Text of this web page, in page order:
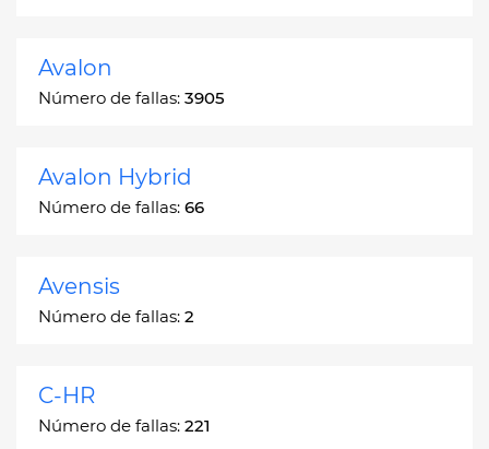
Avalon
Número de fallas: 3905
Avalon Hybrid
Número de fallas: 66
Avensis
Número de fallas: 2
C-HR
Número de fallas: 221